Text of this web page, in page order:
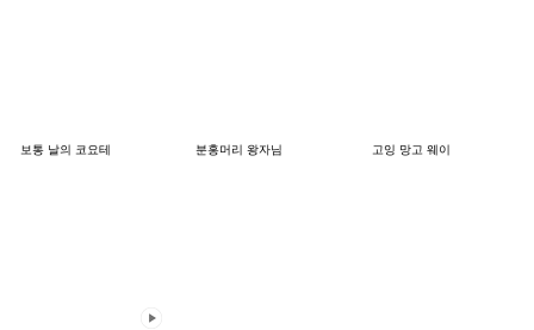
보통 날의 코요테 분홍머리 왕자님 고잉 망고 웨이